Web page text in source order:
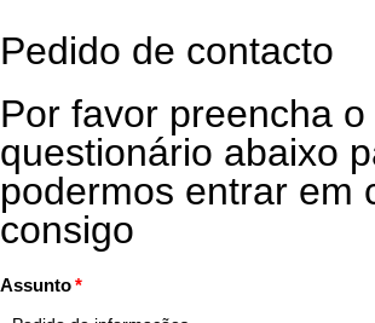
Pedido de contacto
Por favor preencha o
questionário abaixo
podermos entrar em
consigo
Assunto